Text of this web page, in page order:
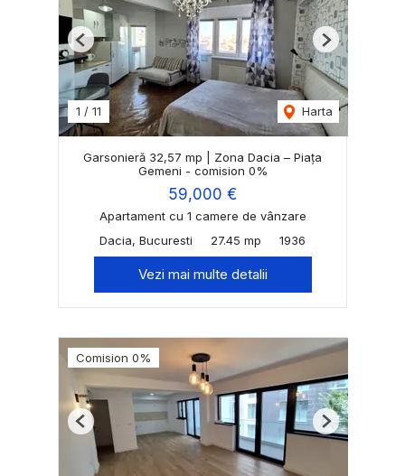
1 / 11 Harta
Previous Next
Garsonieră 32,57 mp | Zona Dacia – Piața
Gemeni - comision 0%
59,000 €
Apartament cu 1 camere de vânzare
Dacia, Bucuresti
27.45 mp 1936
Vezi mai multe detalii
Comision 0%
Previous Next